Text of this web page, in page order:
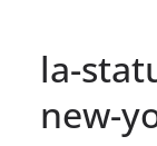
la-
new-